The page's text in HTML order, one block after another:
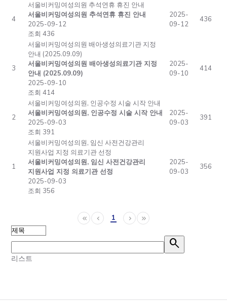
4
서울비커밍여성의원 추석연휴 휴진 안내
서울비커밍여성의원 추석연휴 휴진 안내
2025-09-12
조회 436
2025-
09-12
436
3
서울비커밍여성의원 배아생성의료기관 지정
안내 (2025.09.09)
서울비커밍여성의원 배아생성의료기관 지정
안내 (2025.09.09)
2025-09-10
조회 414
2025-
09-10
414
2
서울비커밍여성의원, 인공수정 시술 시작 안내
서울비커밍여성의원, 인공수정 시술 시작 안내
2025-09-03
조회 391
2025-
09-03
391
1
서울비커밍여성의원, 임신 사전건강관리
지원사업 지정 의료기관 선정
서울비커밍여성의원, 임신 사전건강관리
지원사업 지정 의료기관 선정
2025-09-03
조회 356
2025-
09-03
356
keyboard_double_arrow_left keyboard_arrow_left 1 keyboard_arrow_right keyboard_double_arrow_right
search
리스트